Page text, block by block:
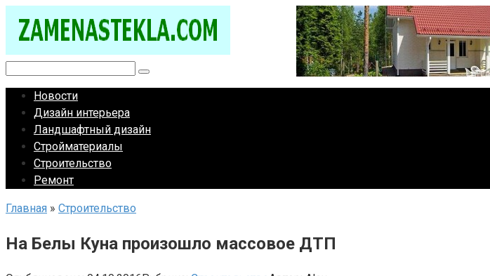
Новости
Дизайн интерьера
Ландшафтный дизайн
Стройматериалы
Строительство
Ремонт
Главная » Строительство
На Белы Куна произошло массовое ДТП